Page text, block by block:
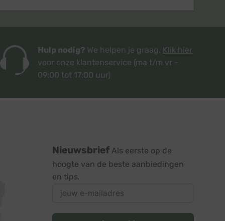
Hulp nodig? We helpen je graag. Klik hier
voor onze klantenservice (ma t/m vr -
09:00 tot 17:00 uur)
Nieuwsbrief Als eerste op de
hoogte van de beste aanbiedingen
en tips.